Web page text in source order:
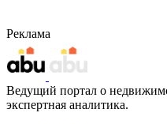
Реклама
Ведущий портал о
экспертная аналитика.